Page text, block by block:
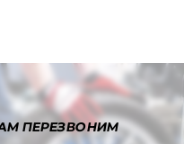
ПЕРЕЗВОНИМ